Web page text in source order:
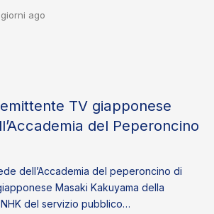
ago
TV giapponese
del Peperoncino
dell’Accademia del peperoncino di
Masaki Kakuyama della
del servizio pubblico…